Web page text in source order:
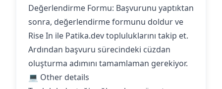
Değerlendirme Formu: Başvurunu yaptıktan
sonra, değerlendirme formunu doldur ve
Rise In ile Patika.dev topluluklarını takip et.
Ardından başvuru sürecindeki cüzdan
oluşturma adımını tamamlaman gerekiyor.
💻 Other details